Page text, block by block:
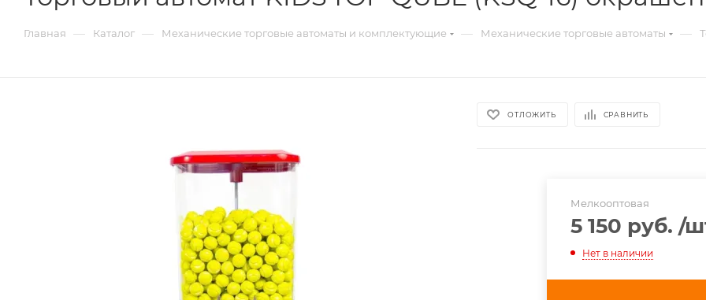
Главная — Каталог — Механические торговые автоматы и комплектующие — Механические торговые автоматы —
ОТЛОЖИТЬ СРАВНИТЬ
Мелкооптовая
5 150 руб. /
Нет в наличии